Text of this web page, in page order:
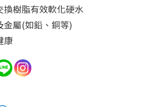
換樹脂有效軟化硬水
金屬(如鉛、銅等)
康